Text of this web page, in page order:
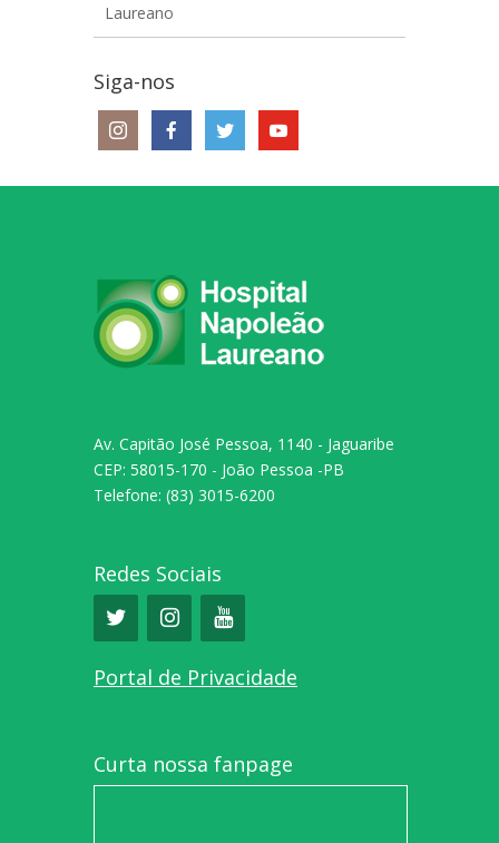
Laureano
Siga-nos
Av. Capitão José Pessoa, 1140 - Jaguaribe
CEP: 58015-170 - João Pessoa -PB
Telefone: (83) 3015-6200
Redes Sociais
Portal de Privacidade
Curta nossa fanpage